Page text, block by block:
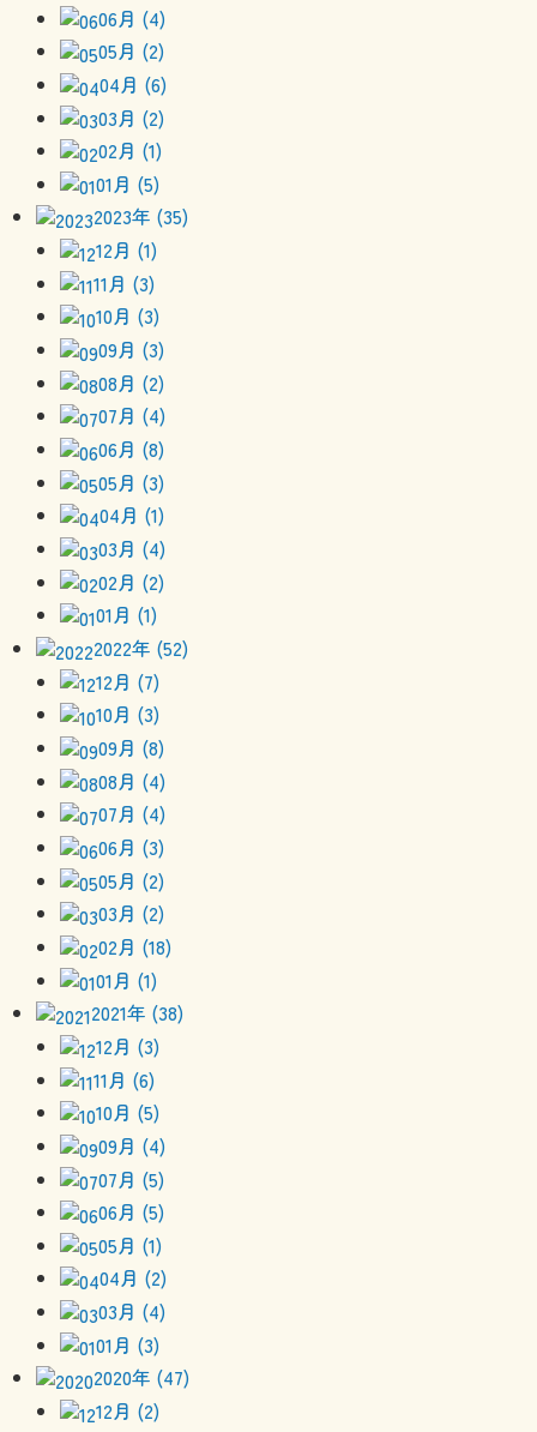
06月 (4)
05月 (2)
04月 (6)
03月 (2)
02月 (1)
01月 (5)
2023年 (35)
12月 (1)
11月 (3)
10月 (3)
09月 (3)
08月 (2)
07月 (4)
06月 (8)
05月 (3)
04月 (1)
03月 (4)
02月 (2)
01月 (1)
2022年 (52)
12月 (7)
10月 (3)
09月 (8)
08月 (4)
07月 (4)
06月 (3)
05月 (2)
03月 (2)
02月 (18)
01月 (1)
2021年 (38)
12月 (3)
11月 (6)
10月 (5)
09月 (4)
07月 (5)
06月 (5)
05月 (1)
04月 (2)
03月 (4)
01月 (3)
2020年 (47)
12月 (2)